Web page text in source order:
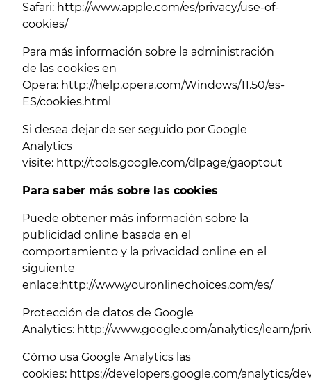
Safari: http://www.apple.com/es/privacy/use-of-
cookies/
Para más información sobre la administración
de las cookies en
Opera: http://help.opera.com/Windows/11.50/es-
ES/cookies.html
Si desea dejar de ser seguido por Google
Analytics
visite: http://tools.google.com/dlpage/gaoptout
Para saber más sobre las cookies
Puede obtener más información sobre la
publicidad online basada en el
comportamiento y la privacidad online en el
siguiente
enlace:http://www.youronlinechoices.com/es/
Protección de datos de Google
Analytics: http://www.google.com/analytics/learn/
Cómo usa Google Analytics las
cookies: https://developers.google.com/analytics/